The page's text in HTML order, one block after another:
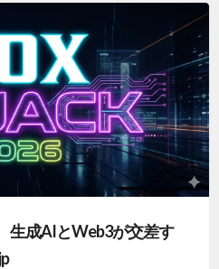
生成AIとWeb3が交差す